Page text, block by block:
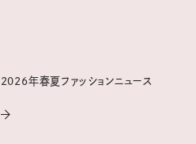
2026年春夏ファッションニュース